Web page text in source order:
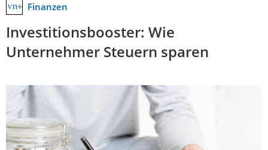
Finanzen
Investitionsbooster: Wie
Unternehmer Steuern sparen